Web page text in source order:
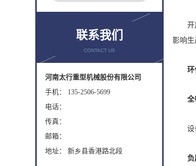
联系我们
CONTACT US
河南太行重型机械股份有限公司
手机： 135-2506-5699
电话：
传真：
邮箱：
地址： 新乡县香港路北段
开
影响
环
全
设备